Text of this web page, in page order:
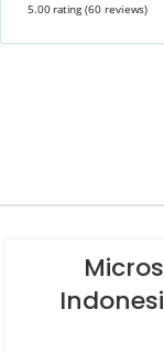
5.00 rating(60 reviews)